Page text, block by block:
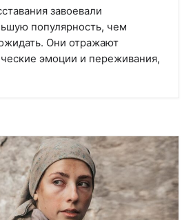
завоевали
популярность, чем
Они отражают
эмоции и переживания,